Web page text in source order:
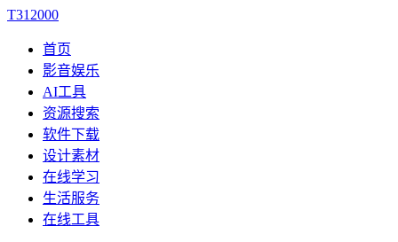
T312000
首页
影音娱乐
AI工具
资源搜索
软件下载
设计素材
在线学习
生活服务
在线工具